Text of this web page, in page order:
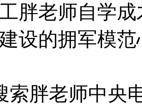
胖老师自学
设的拥军模
索胖老师中央